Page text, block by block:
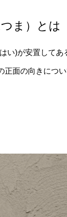
つま）とは
い)が安置してあ
正面の向きにつ